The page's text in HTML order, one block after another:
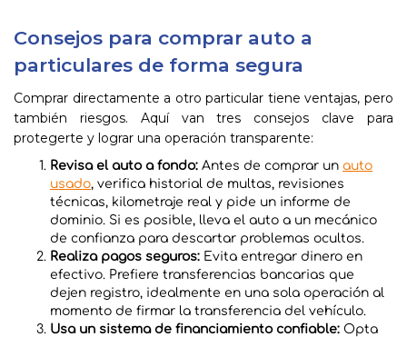
Consejos para comprar auto a
particulares de forma segura
Comprar directamente a otro particular tiene ventajas, pero
también riesgos. Aquí van tres consejos clave para
protegerte y lograr una operación transparente:
Revisa el auto a fondo: Antes de comprar un auto
usado, verifica historial de multas, revisiones
técnicas, kilometraje real y pide un informe de
dominio. Si es posible, lleva el auto a un mecánico
de confianza para descartar problemas ocultos.
Realiza pagos seguros: Evita entregar dinero en
efectivo. Prefiere transferencias bancarias que
dejen registro, idealmente en una sola operación al
momento de firmar la transferencia del vehículo.
Usa un sistema de financiamiento confiable: Opta